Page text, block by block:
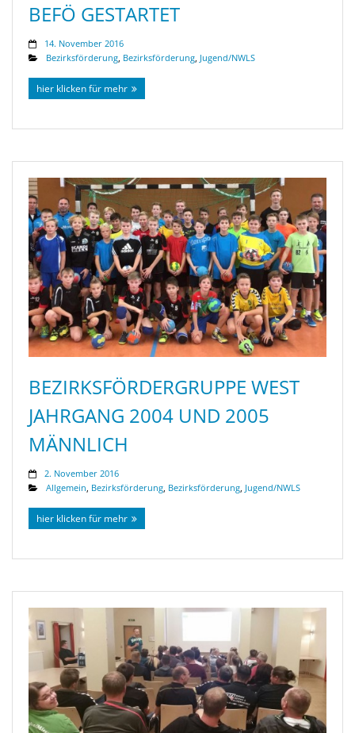
BEFÖ GESTARTET
14. November 2016
Bezirksförderung, Bezirksförderung, Jugend/NWLS
hier klicken für mehr
BEZIRKSFÖRDERGRUPPE WEST
JAHRGANG 2004 UND 2005
MÄNNLICH
2. November 2016
Allgemein Bezirksförderung Bezirksförderung Jugend/NWLS
hier klicken für mehr